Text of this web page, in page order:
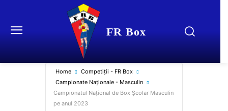
FR Box
Home
Competiții - FR Box
Campionate Naționale - Masculin
Campionatul Național de Box Școlar Masculin
pe anul 2023